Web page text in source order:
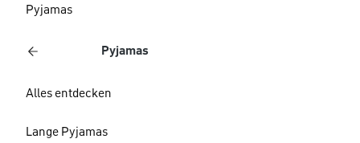
Pyjamas
Pyjamas
Alles entdecken
Lange Pyjamas